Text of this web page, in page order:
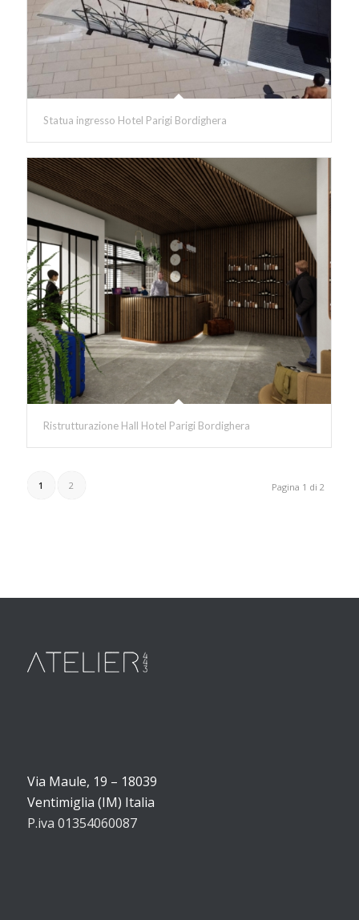
Statua ingresso Hotel Parigi Bordighera
Ristrutturazione Hall Hotel Parigi Bordighera
Pagina 1 di 2
1 2
Via Maule, 19 – 18039
Ventimiglia (IM) Italia
P.iva 01354060087